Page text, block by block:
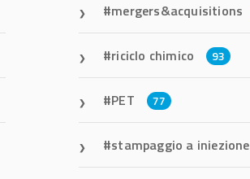
mergers&acquisitions
riciclo chimico 93
PET 77
stampaggio a iniezione